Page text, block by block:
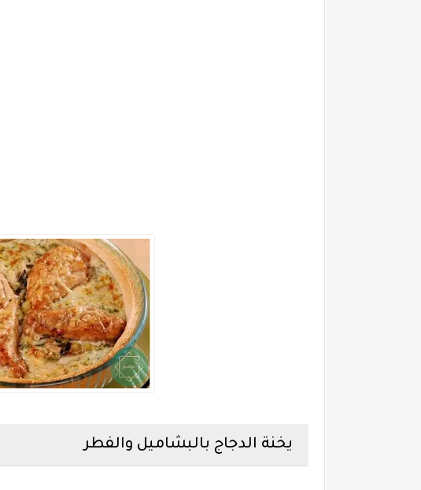
يخنة الدجاج بالبشاميل والفطر